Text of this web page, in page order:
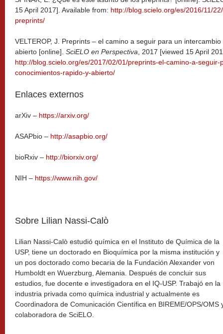
15 April 2017]. Available from: http://blog.scielo.org/es/2016/11/
preprints/
VELTEROP, J. Preprints – el camino a seguir para un
abierto [online]. SciELO en Perspectiva , 2017 [viewed 15 April
http://blog.scielo.org/es/2017/02/01/preprints-el-camino-a-
conocimientos-rapido-y-abierto/
Enlaces externos
arXiv – https://arxiv.org/
ASAPbio – http://asapbio.org/
bioRxiv – http://biorxiv.org/
NIH – https://www.nih.gov/
Sobre Lilian Nassi-Calò
Lilian Nassi-Calò estudió química en el Instituto de Química de la
USP, tiene un doctorado en Bioquímica por la misma institución y
un pos doctorado como becaria de la Fundación Alexander von
Humboldt en Wuerzburg, Alemania. Después de concluir sus
estudios, fue docente e investigadora en el IQ-USP. Trabajó en la
industria privada como química industrial y actualmente es
Coordinadora de Comunicación Científica en BIREME/OPS/OMS
colaboradora de SciELO.